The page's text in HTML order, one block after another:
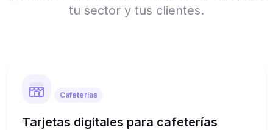
tu sector y tus clientes.
Cafeterías
Tarjetas digitales para cafeterías